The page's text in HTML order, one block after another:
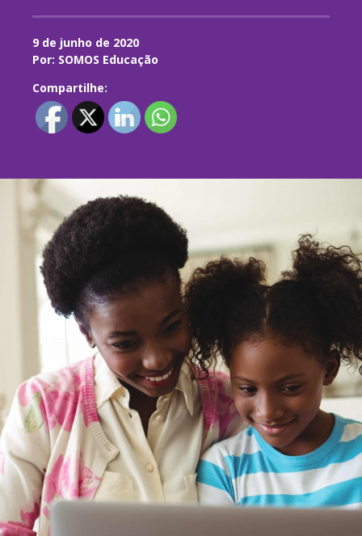
9 de junho de 2020
Por: SOMOS Educação
Compartilhe: